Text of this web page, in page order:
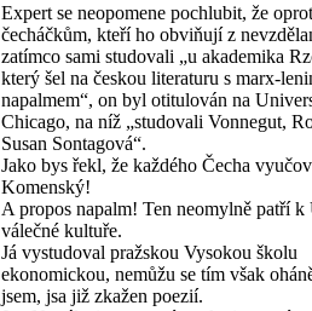
Expert se neopomene pochlubit, že
čecháčkům, kteří ho obviňují z
zatímco sami studovali „u akademika
který šel na českou literaturu s marx-
napalmem“, on byl otitulován na
Chicago, na níž „studovali Vonnegut,
Susan Sontagová“.
Jako bys řekl, že každého Čecha
Komenský!
A propos napalm! Ten neomylně patří k
válečné kultuře.
Já vystudoval pražskou Vysokou školu
ekonomickou, nemůžu se tím však
jsem, jsa již zkažen poezií.